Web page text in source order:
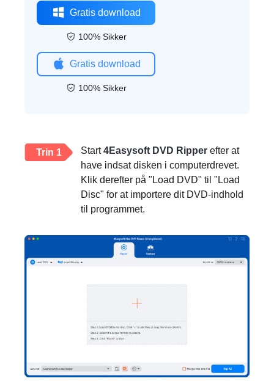
Gratis download
100% Sikker
Gratis download
100% Sikker
Trin 1 Start4Easysoft DVD Ripper efter at
have indsat disken i computerdrevet.
Klik derefter på "Load DVD" til "Load
Disc" for at importere dit DVD-indhold
til programmet.